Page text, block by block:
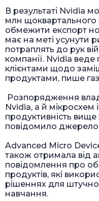
В результаті Nvidia
млн
обмежити експорт
має на меті усунути
потраплять до рук
компанії. Nvidia
клієнтами щодо
продуктами, пише
Розпорядження
Nvidia, а й мікросхем
продуктивність вище
повідомило джерело
Advanced Micro
також отримала від
повідомлення про
продуктів, які
рішеннях для
навчання.